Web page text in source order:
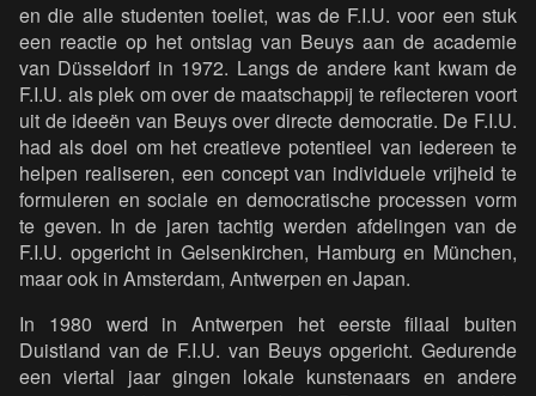
en die alle studenten toeliet, was de F.I.U. voor een stuk
een reactie op het ontslag van Beuys aan de academie
van Düsseldorf in 1972. Langs de andere kant kwam de
F.I.U. als plek om over de maatschappij te reflecteren voort
uit de ideeën van Beuys over directe democratie. De F.I.U.
had als doel om het creatieve potentieel van iedereen te
helpen realiseren, een concept van individuele vrijheid te
formuleren en sociale en democratische processen vorm
te geven. In de jaren tachtig werden afdelingen van de
F.I.U. opgericht in Gelsenkirchen, Hamburg en München,
maar ook in Amsterdam, Antwerpen en Japan.
In 1980 werd in Antwerpen het eerste filiaal buiten
Duistland van de F.I.U. van Beuys opgericht. Gedurende
een viertal jaar gingen lokale kunstenaars en andere